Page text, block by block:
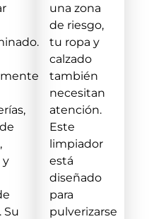
y
Su
una zona
de riesgo,
tu ropa y
calzado
también
necesitan
atención.
Este
limpiador
está
diseñado
para
pulverizarse